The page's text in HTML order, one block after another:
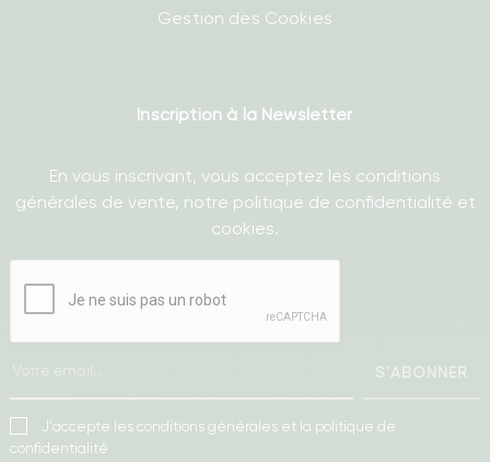
Gestion des Cookies
Inscription à la Newsletter
En vous inscrivant, vous acceptez les conditions
générales de vente, notre politique de confidentialité et
cookies.
S'ABONNER
J'accepte les conditions générales et la politique de
confidentialité